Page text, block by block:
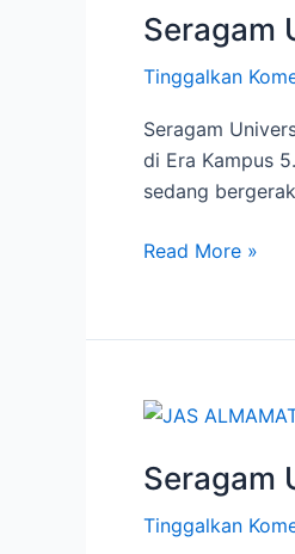
Seragam
Tinggalkan
Seragam
di Era Kampus
sedang
Berkualitas
Pabrik
Konveksi
di
Yogyakarta
Jaya
Read More »
Seragam
Tinggalkan
Seragam
Berkualitas
Pabrik